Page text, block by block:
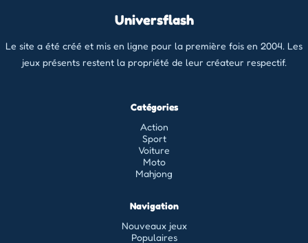
Universflash
Le site a été créé et mis en ligne pour la première fois en 2004. Les
jeux présents restent la propriété de leur créateur respectif.
Catégories
Action
Sport
Voiture
Moto
Mahjong
Navigation
Nouveaux jeux
Populaires